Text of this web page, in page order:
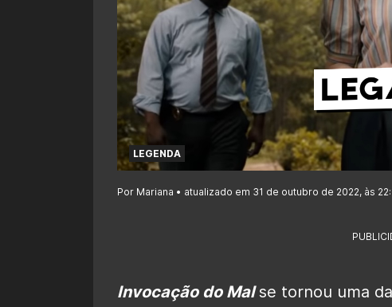
LEGENDA
Por Mariana • atualizado em 31 de outubro de 2022, às
Invocação do Malse tornou uma